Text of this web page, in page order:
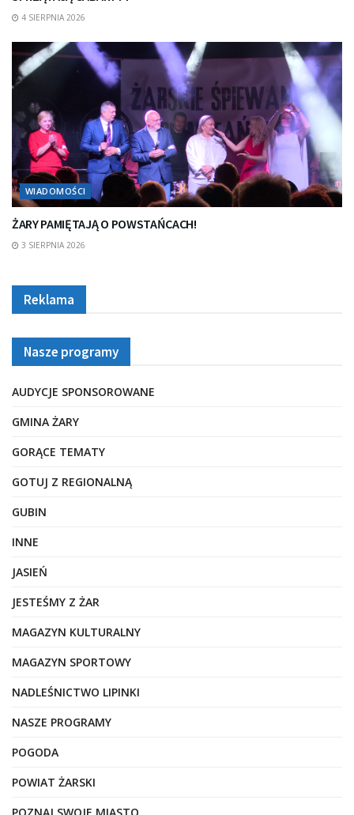
4 SIERPNIA 2026
WIADOMOŚCI
ŻARY PAMIĘTAJĄ O POWSTAŃCACH!
3 SIERPNIA 2026
Reklama
Nasze programy
AUDYCJE SPONSOROWANE
GMINA ŻARY
GORĄCE TEMATY
GOTUJ Z REGIONALNĄ
GUBIN
INNE
JASIEŃ
JESTEŚMY Z ŻAR
MAGAZYN KULTURALNY
MAGAZYN SPORTOWY
NADLEŚNICTWO LIPINKI
NASZE PROGRAMY
POGODA
POWIAT ŻARSKI